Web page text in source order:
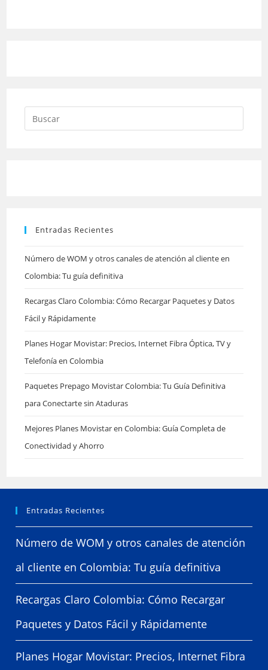
Entradas Recientes
Número de WOM y otros canales de atención al cliente en
Colombia: Tu guía definitiva
Recargas Claro Colombia: Cómo Recargar Paquetes y Datos
Fácil y Rápidamente
Planes Hogar Movistar: Precios, Internet Fibra Óptica, TV y
Telefonía en Colombia
Paquetes Prepago Movistar Colombia: Tu Guía Definitiva
para Conectarte sin Ataduras
Mejores Planes Movistar en Colombia: Guía Completa de
Conectividad y Ahorro
Entradas Recientes
Número de WOM y otros canales de atención
al cliente en Colombia: Tu guía definitiva
Recargas Claro Colombia: Cómo Recargar
Paquetes y Datos Fácil y Rápidamente
Planes Hogar Movistar: Precios, Internet Fibra